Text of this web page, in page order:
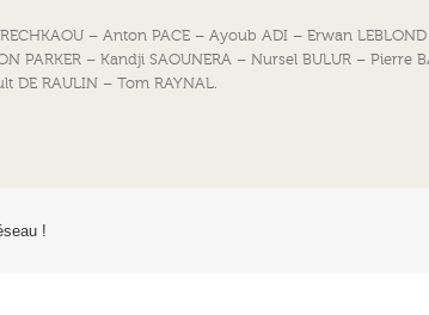
– Anton PACE – Ayoub ADI – Erwan LEBLOND
PARKER – Kandji SAOUNERA – Nursel BULUR – Pierre
DE RAULIN – Tom RAYNAL.
!